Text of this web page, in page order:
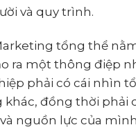
và quy trình.
tổng thể
ra một thông điệp
phải có cái nhìn
đồng thời phải
nguồn lực của